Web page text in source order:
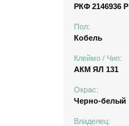
РКФ 2146936 Р
Пол:
Кобель
Клеймо / Чип:
АКМ ЯЛ 131
Окрас:
Черно-белый
Владелец: